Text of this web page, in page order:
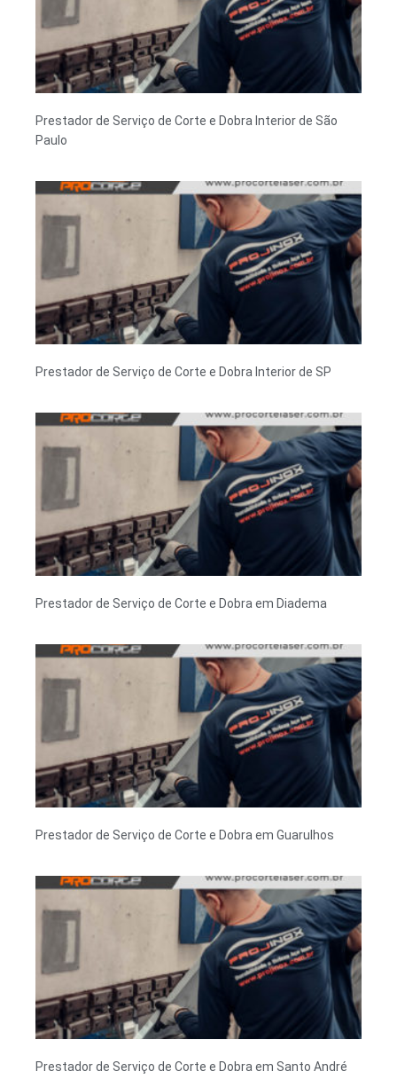
Prestador de Serviço de Corte e Dobra Interior de São
Paulo
Prestador de Serviço de Corte e Dobra Interior de SP
Prestador de Serviço de Corte e Dobra em Diadema
Prestador de Serviço de Corte e Dobra em Guarulhos
Prestador de Serviço de Corte e Dobra em Santo André